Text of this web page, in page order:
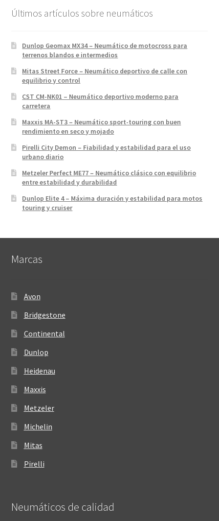
Últimos artículos sobre neumáticos
Dunlop Geomax MX34 – Neumático de motocross para
terrenos blandos e intermedios
Mitas Street Force – Neumático deportivo de calle con
equilibrio y control
CST CM-NK01 – Neumático deportivo moderno para
carretera
Maxxis MA-ST3 – Neumático sport-touring con buen
rendimiento en seco y mojado
Pirelli City Demon – Fiabilidad y estabilidad para el uso
urbano diario
Metzeler Perfect ME77 – Neumático clásico con equilibrio
entre estabilidad y durabilidad
Dunlop Elite 4 – Máxima duración y estabilidad para motos
touring y cruiser
Marcas
Avon
Bridgestone
Continental
Dunlop
Heidenau
Maxxis
Metzeler
Michelin
Mitas
Pirelli
Neumáticos de calidad‎